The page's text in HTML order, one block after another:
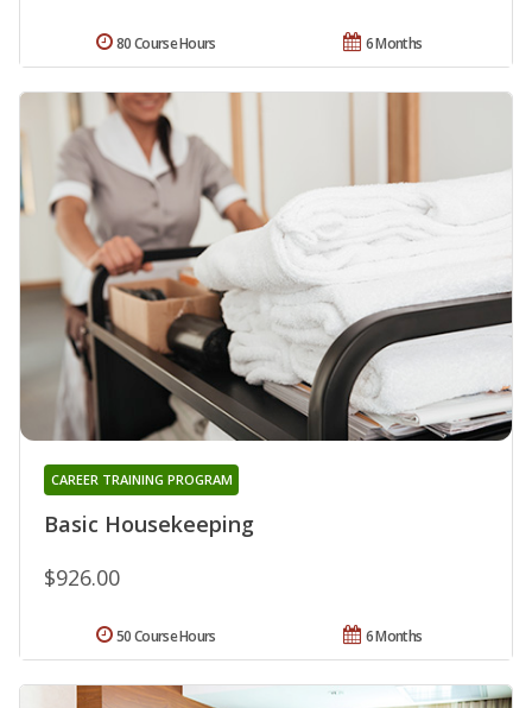
6 Months
80 Course Hours
Basic Housekeeping
CAREER TRAINING PROGRAM
$926.00
6 Months
50 Course Hours